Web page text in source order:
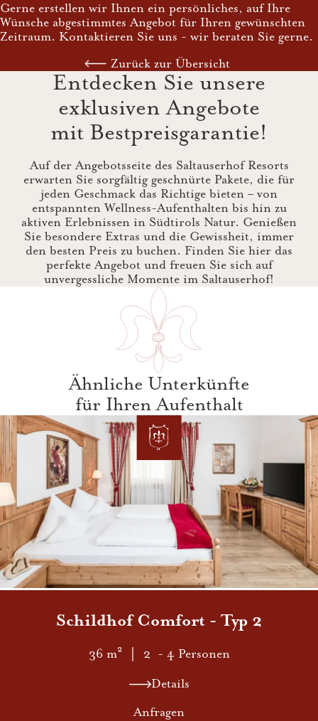
Gerne erstellen wir Ihnen ein persönliches, auf Ihre
Wünsche abgestimmtes Angebot für Ihren gewünschten
Zeitraum. Kontaktieren Sie uns - wir beraten Sie gerne.
Zurück zur Übersicht
Entdecken Sie unsere
exklusiven Angebote
mit Bestpreisgarantie!
Auf der Angebotsseite des Saltauserhof Resorts
erwarten Sie sorgfältig geschnürte Pakete, die für
jeden Geschmack das Richtige bieten – von
entspannten Wellness-Aufenthalten bis hin zu
aktiven Erlebnissen in Südtirols Natur. Genießen
Sie besondere Extras und die Gewissheit, immer
den besten Preis zu buchen. Finden Sie hier das
perfekte Angebot und freuen Sie sich auf
unvergessliche Momente im Saltauserhof!
Ähnliche Unterkünfte
für Ihren Aufenthalt
Schildho f Comfort - Typ 2
36 m²｜ 2 - 4 Personen
Details
Anfragen